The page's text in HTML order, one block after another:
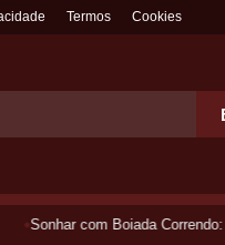
Termos Cookies
Sonhar com Boiada Correndo: